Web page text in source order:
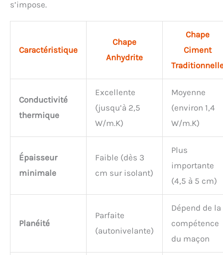
s’impose.
Caractéristique
Chape
Anhydrite
Chape
Ciment
Conductivité
thermique
Excellente
(jusqu’à 2,5
W/m.K)
Moyenne
(environ 1,4
W/m.K)
Épaisseur
minimale
Faible (dès 3
cm sur isolant)
Plus
importante
(4,5 à 5 cm)
Planéité
Parfaite
(autonivelante)
Dépend de la
compétence
du maçon